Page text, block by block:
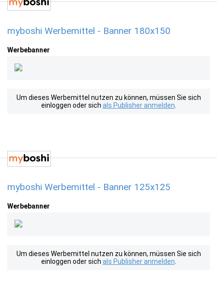
myboshi Werbemittel - Banner 180x150
Werbebanner
Um dieses Werbemittel nutzen zu können, müssen Sie sich
einloggen oder sich als Publisher anmelden
myboshi Werbemittel - Banner 125x125
Werbebanner
Um dieses Werbemittel nutzen zu können, müssen Sie sich
einloggen oder sich als Publisher anmelden